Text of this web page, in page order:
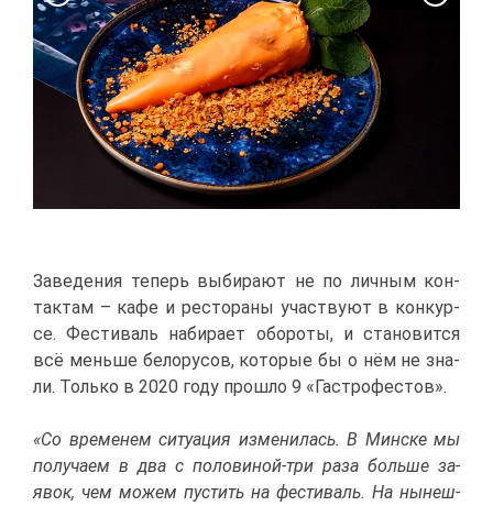
За­ве­де­ния те­перь вы­би­ра­ют не по лич­ным кон­
так­там – ка­фе и ре­сто­ра­ны участ­ву­ют в кон­кур­
се. Фе­сти­валь на­би­ра­ет обо­ро­ты, и ста­но­вит­ся
всё мень­ше бе­ло­ру­сов, ко­то­рые бы о нём не зна­
ли. Толь­ко в 2020 го­ду про­шло 9 «Га­стро­фе­стов».
«Со вре­ме­нем си­ту­а­ция из­ме­ни­лась. В Мин­ске мы
по­лу­ча­ем в два с по­ло­ви­ной-три ра­за боль­ше за­
явок, чем мо­жем пу­стить на фе­сти­валь. На ны­неш­